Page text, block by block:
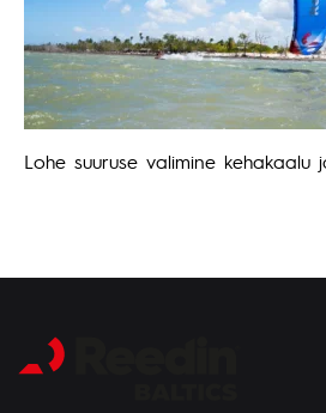
Lohe suuruse valimine kehakaalu